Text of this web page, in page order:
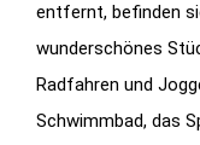
entfernt, befinden
wunderschönes
Radfahren und
Schwimmbad, das